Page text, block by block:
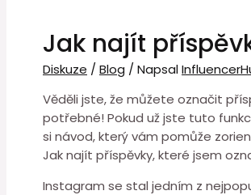
Jak najít
Diskuze / Blog / Napsal
Věděli jste, že můžete označit
potřebné! Pokud už jste tuto
si návod, který vám pomůže
Jak najít příspěvky, které jsem
Instagram se stal jedním z